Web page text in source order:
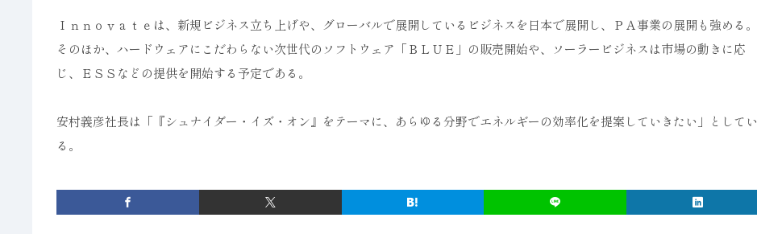
Ｉｎｎｏｖａｔｅは、新規ビジネス立ち上げや、グローバルで展開しているビジネスを日本で展開し、ＰＡ事業の展開も強める。
そのほか、ハードウェアにこだわらない次世代のソフトウェア「ＢＬＵＥ」の販売開始や、ソーラービジネスは市場の動きに応
じ、ＥＳＳなどの提供を開始する予定である。
安村義彦社長は「『シュナイダー・イズ・オン』をテーマに、あらゆる分野でエネルギーの効率化を提案していきたい」としてい
る。